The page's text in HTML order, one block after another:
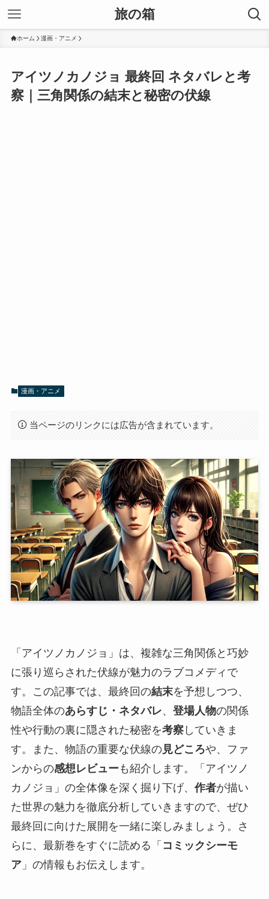
旅の箱
ホーム 漫画・アニメ
アイツノカノジョ 最終回 ネタバレと考
察｜三角関係の結末と秘密の伏線
漫画・アニメ
当ページのリンクには広告が含まれています。
「アイツノカノジョ」は、複雑な三角関係と巧妙
に張り巡らされた伏線が魅力のラブコメディで
す。この記事では、最終回の結末を予想しつつ、
物語全体のあらすじ・ネタバレ、 登場人物の関係
性や行動の裏に隠された秘密を考察していきま
す。また、物語の重要な伏線の見どころや、ファ
ンからの感想レビュー も紹介します。「アイツノ
カノジョ」の全体像を深く掘り下げ、 作者が描い
た世界の魅力を徹底分析していきますので、ぜひ
最終回に向けた展開を一緒に楽しみましょう。さ
らに、最新巻をすぐに読める「 コミックシーモ
ア」の情報もお伝えします。